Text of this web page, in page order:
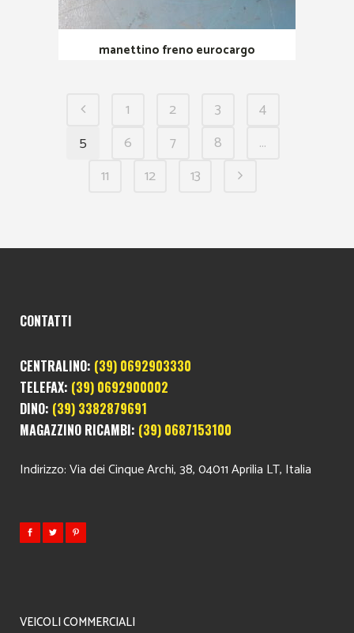
manettino freno eurocargo
1 2 3
4
5
6 7 8
…
11
12 13
CONTATTI
CENTRALINO: (39) 0692903330
TELEFAX: (39) 0692900002
DINO: (39) 3382879691
MAGAZZINO RICAMBI: (39) 0687153100
Indirizzo: Via dei Cinque Archi, 38, 04011 Aprilia LT, Italia
VEICOLI COMMERCIALI